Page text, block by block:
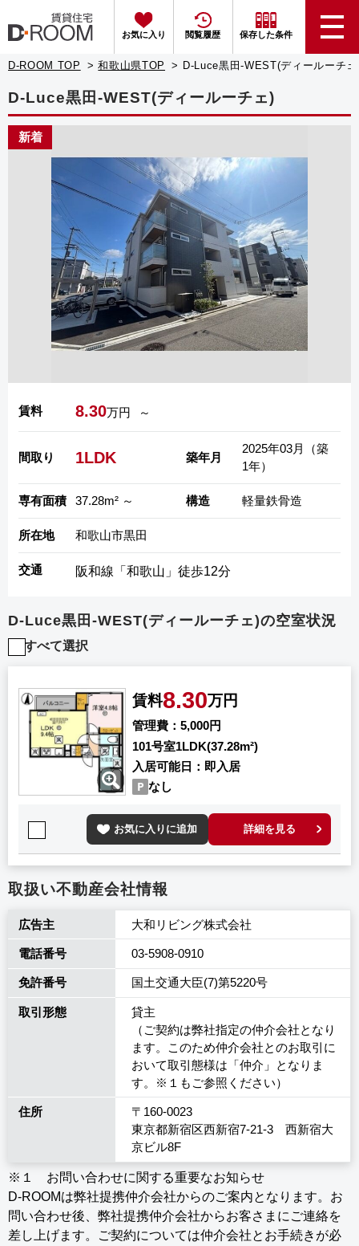
お気に入り 閲覧履歴 保存した条件
D-ROOM TOP 和歌山県TOP D-Luce黒田-WEST(ディールーチ
D-Luce黒田-WEST(ディールーチェ)
新着
賃料 8.30万円 ～
間取り 1LDK
専有面積 37.28m² ～
築年月
2025年03月（築
1年）
構造 軽量鉄骨造
所在地 和歌山市黒田
交通 阪和線「和歌山」徒歩12分
D-Luce黒田-WEST(ディールーチェ)の空室状況
すべて選択
賃料8.30万円
管理費
5,000円
101号室1LDK(37.28m²)
入居可能日
即入居
なし
お気に入りに追加 詳細を見る
取扱い不動産会社情報
広告主 大和リビング株式会社
電話番号 03-5908-0910
免許番号 国土交通大臣(7)第5220号
取引形態
貸主
（ご契約は弊社指定の仲介会社となり
ます。このため仲介会社とのお取引に
おいて取引態様は「仲介」となりま
す。※１もご参照ください）
住所
〒160-0023
東京都新宿区西新宿7-21-3 西新宿大
京ビル8F
※１ お問い合わせに関する重要なお知らせ
D-ROOMは弊社提携仲介会社からのご案内となります。お
問い合わせ後、弊社提携仲介会社からお客さまにご連絡を
差し上げます。ご契約については仲介会社とお手続きが必